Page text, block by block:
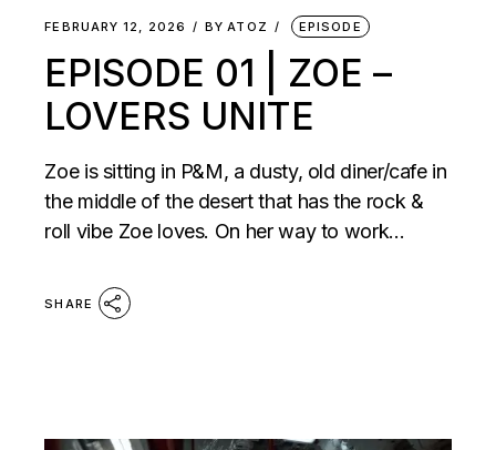
FEBRUARY 12, 2026 BY ATOZ EPISODE
EPISODE 01 | ZOE –
LOVERS UNITE
Zoe is sitting in P&M, a dusty, old diner/cafe in
the middle of the desert that has the rock &
roll vibe Zoe loves. On her way to work...
SHARE